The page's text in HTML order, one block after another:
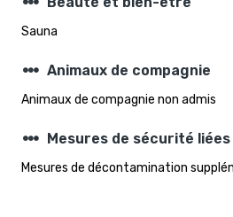
Sauna
steppers Animaux de compagnie
Animaux de compagnie non admis
steppers Mesures de sécurité liées
Mesures de décontamination